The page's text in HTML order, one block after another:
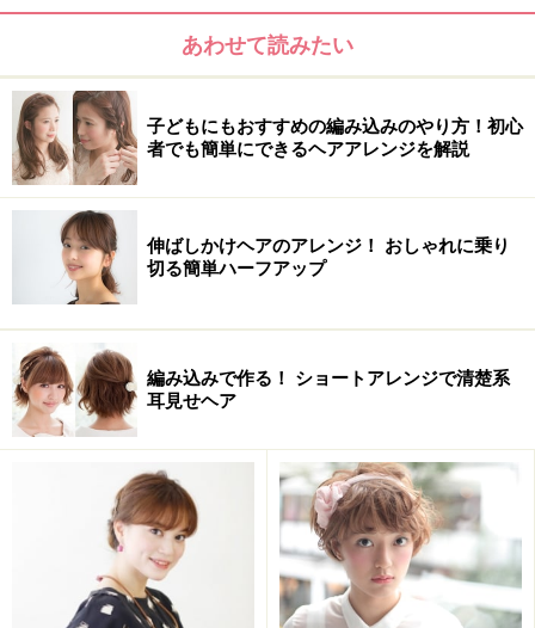
上手く仕上げるポイント
正面＆バック
アメピンのボブヘアアレンジ：ベースのス
タイル
あわせて読みたい
子どもにもおすすめの編み込みのやり方！初心
者でも簡単にできるヘアアレンジを解説
伸ばしかけヘアのアレンジ！ おしゃれに乗り
切る簡単ハーフアップ
編み込みで作る！ ショートアレンジで清楚系
耳見せヘア